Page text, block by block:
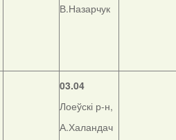
В.Назарчук
03.04
Лоеўскі р-н,
А.Халандач